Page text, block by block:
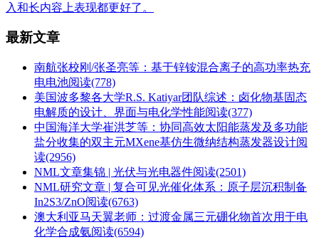
入和长内容上表现都更好了。
最新文章
南航张校刚/张圣亮等：基于锌铵混合离子的高功率热充
电电池阅读(778)
美国波多黎各大学R.S. Katiyar团队综述：卤化物基固态
电解质的设计、界面与电化学性能阅读(377)
中国海洋大学崔洪芝等：协同高效太阳能蒸发及多功能
盐分收集的双主元MXene基仿生微纳结构蒸发器设计阅
读(2956)
NML文章集锦 | 光伏与光电器件阅读(2501)
NML研究文章 | 复合可见光催化体系：原子层沉积制备
In2S3/ZnO阅读(6763)
澳大利亚马天翼老师：过渡金属三元硼化物首次用于电
化学合成氨阅读(6594)